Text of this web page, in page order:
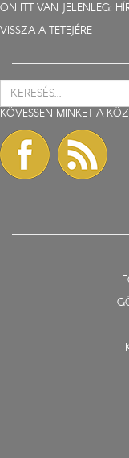
ÖN ITT VAN JELENLEG:
VISSZA A TETEJÉRE
KÖVESSEN MINKET A